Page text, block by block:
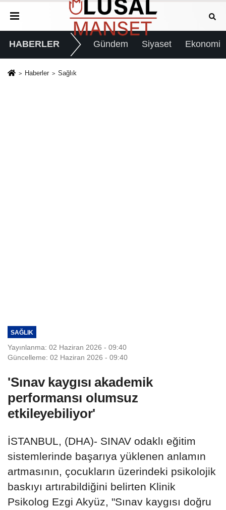
HABERLER Gündem Siyaset Ekonomi
Haberler Sağlık
SAĞLIK
Yayınlanma: 02 Haziran 2026 - 09:40
Güncelleme: 02 Haziran 2026 - 09:40
'Sınav kaygısı akademik
performansı olumsuz
etkileyebiliyor'
İSTANBUL, (DHA)- SINAV odaklı eğitim
sistemlerinde başarıya yüklenen anlamın
artmasının, çocukların üzerindeki psikolojik
baskıyı artırabildiğini belirten Klinik
Psikolog Ezgi Akyüz, "Sınav kaygısı doğru